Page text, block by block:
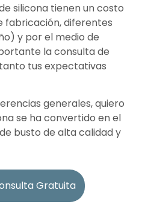
silicona tienen un costo
fabricación, diferentes
y por el medio de
la consulta de
tus expectativas
generales, quiero
se ha convertido en el
busto de alta calidad y
Gratuita